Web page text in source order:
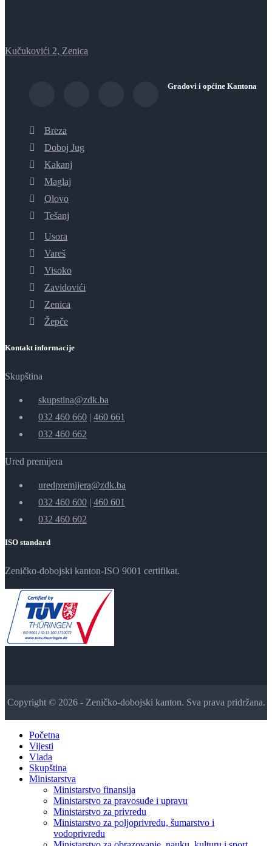
Kučukovići 2, Zenica
Gradovi i općine Kantona
Breza
Doboj Jug
Kakanj
Maglaj
Olovo
Tešanj
Usora
Vareš
Visoko
Zavidovići
Zenica
Žepče
Kontakt informacije
Skupština
skupstina@zdk.ba
032 460 660 | 460 661
032 460 662
Ured premijera
uredpremijera@zdk.ba
032 460 600 | 460 601
032 460 602
ISO standard
Zeničko-dobojski kanton-ISO 9001 certifikat.
Copyright © 2026 - Zeničko-dobojski kanton. Sva prava pridržana.
Početna
Vijesti
Vlada
Skupština
Ministarstva
Ministarstvo finansija
Ministarstvo za pravosuđe i upravu
Ministarstvo za privredu
Ministarstvo za poljoprivredu, šumarstvo i
vodoprivredu